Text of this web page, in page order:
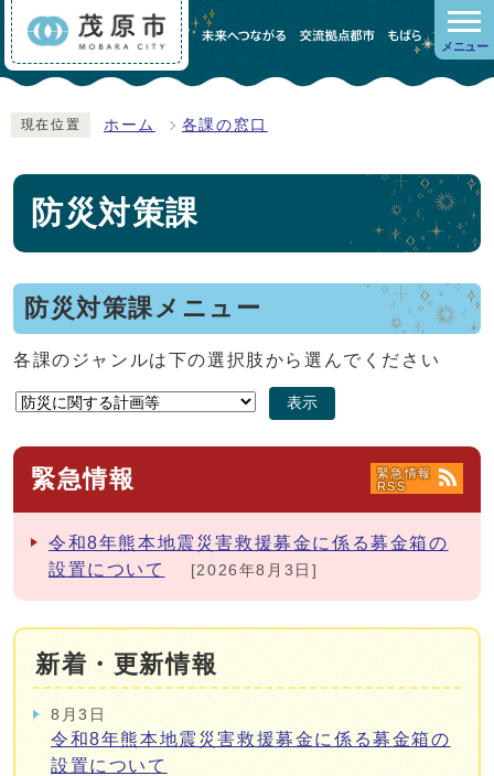
メニュー
現在位置 ホーム 各課の窓口
防災対策課
防災対策課メニュー
各課のジャンルは下の選択肢から選んでください
表示
緊急情報
緊急情報
RSS
令和8年熊本地震災害救援募金に係る募金箱の
設置について
[2026年8月3日]
新着・更新情報
8月3日
令和8年熊本地震災害救援募金に係る募金箱の
設置について